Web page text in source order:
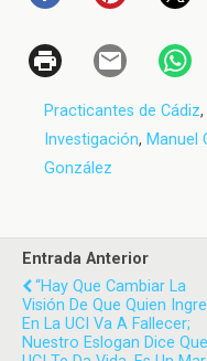
Practicantes de Cádiz,
Investigación, Manuel
González
Entrada Anterior
“Hay Que Cambiar La
Visión De Que Quien
En La UCI Va A Fallecer;
Nuestro Eslogan Dice